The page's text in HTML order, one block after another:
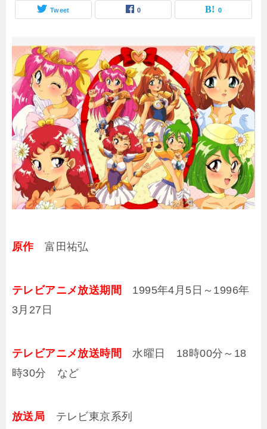
Tweet 0 0
原作富田祐弘
テレビアニメ放送期間 1995年4月5日～1996年
3月27日
テレビアニメ放送時間 水曜日 18時00分～18
時30分 など
放送局 テレビ東京系列